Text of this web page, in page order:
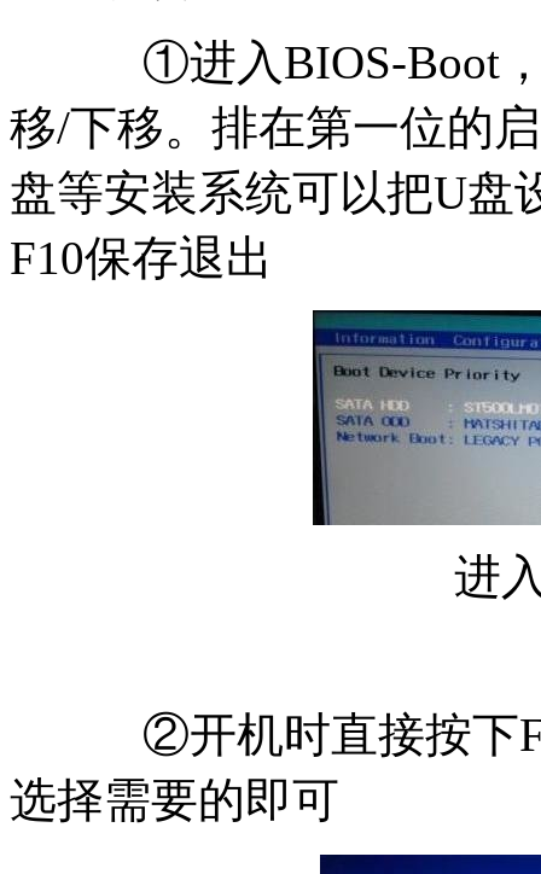
①进入BIOS-Boot，
移/下移。排在第一位的
盘等安装系统可以把U盘
F10保存退出
进
②开机时直接按下
选择需要的即可